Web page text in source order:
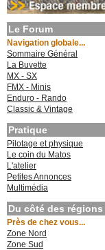
Le Forum
Navigation globale...
Sommaire Général
La Buvette
MX - SX
FMX - Minis
Enduro - Rando
Classic & Vintage
Pratique
Pilotage et physique
Le coin du Matos
L'atelier
Petites Annonces
Multimédia
Du côté des régions
Près de chez vous...
Zone Nord
Zone Sud